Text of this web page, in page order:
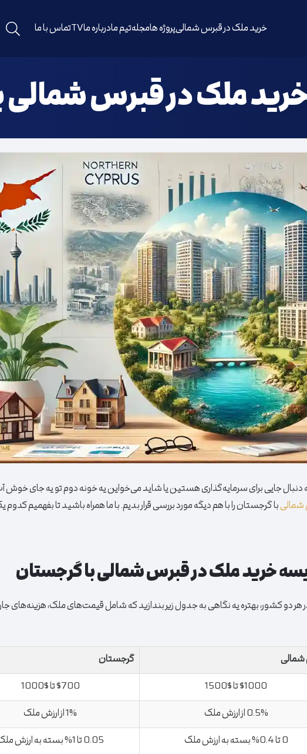
خرید ملک در قبرس شمالیپروژه هامجلهتیم مادرباره ماTVتماس با ما
ملک در قبرس شمالی
به دنبال جایی برای سرمایه‌گذاری هستین یا شاید می‌خواین یه خونه دوم تو یه جای خوش
شمالیبا گرجستان را با هم دیگه مورد بررسی قرار بدیم. با ما همراه باشید تا بفهمیم کدوم
خرید ملک در قبرس شمالی با گرجستان
دو کشور، بهتره یه نگاهی به جدول زیر بندازید که شامل قیمت‌های ملک، هزینه‌های
گرجستان
$1000 تا $1500
$700 تا $1000
0.5% از ارزش ملک
1% از ارزش ملک
0 تا 0.4% بسته به ارزش ملک
0.05 تا 1% بسته به ارزش ملک